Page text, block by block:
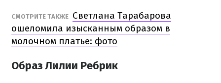
СМОТРИТЕ ТАКЖЕ Светлана Тарабарова
ошеломила изысканным образом в
молочном платье: фото
Образ Лилии Ребрик